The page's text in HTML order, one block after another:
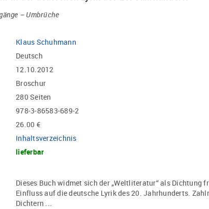
– Umbrüche
Klaus Schuhmann
Deutsch
12.10.2012
Broschur
280 Seiten
978-3-86583-689-2
26.00 €
Inhaltsverzeichnis
lieferbar
Dieses Buch widmet sich der „Weltliteratur“ als Dichtung
Einfluss auf die deutsche Lyrik des 20. Jahrhunderts.
Dichtern ...